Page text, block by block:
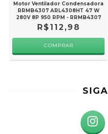
Motor Ventilador Condensadora
RRMB4307 ARL4308HT 47 W
280V 8P 950 RPM - RRMB4307
R$112,98